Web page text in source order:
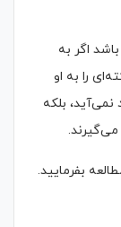
اگر به
را به او
نمی‌آید، بلکه
می‌گیرند.
بفرمایید.